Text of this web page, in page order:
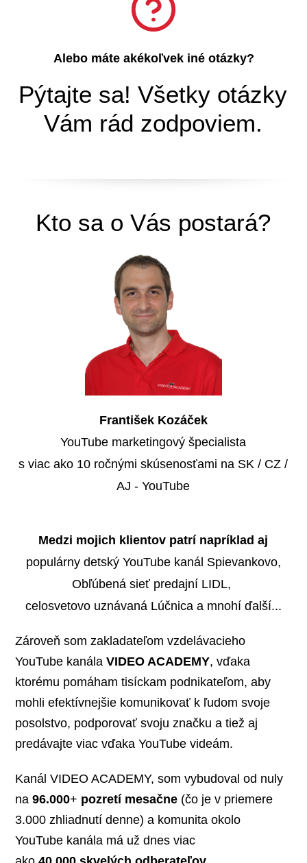
Alebo máte akékoľvek iné otázky?
Pýtajte sa! Všetky otázky
Vám rád zodpoviem.
Kto sa o Vás postará?
František Kozáček
YouTube marketingový špecialista
s viac ako 10 ročnými skúsenosťami na SK / CZ /
AJ - YouTube
Medzi mojich klientov patrí napríklad aj
populárny detský YouTube kanál Spievankovo,
Obľúbená sieť predajní LIDL,
celosvetovo uznávaná Lúčnica a mnohí ďalší...
Zároveň som zakladateľom vzdelávacieho
YouTube kanálaVIDEO ACADEMY, vďaka
ktorému pomáham tisíckam podnikateľom, aby
mohli efektívnejšie komunikovať k ľudom svoje
posolstvo, podporovať svoju značku a tiež aj
predávajte viac vďaka YouTube videám.
Kanál VIDEO ACADEMY, som vybudoval od nuly
na 96.000+ pozretí mesačne (čo je v priemere
3.000 zhliadnutí denne) a komunita okolo
YouTube kanála má už dnes viac